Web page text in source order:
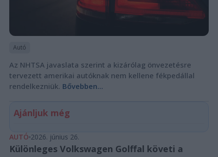
Autó
Az NHTSA javaslata szerint a kizárólag önvezetésre
tervezett amerikai autóknak nem kellene fékpedállal
rendelkezniük. Bővebben...
Ajánljuk még
AUTÓ 2026. június 26.
Különleges Volkswagen Golffal követi a